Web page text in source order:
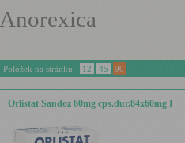
Anorexica
Položek na stránku: 12 45 90
Orlistat Sandoz 60mg cps.dur.84x60mg I